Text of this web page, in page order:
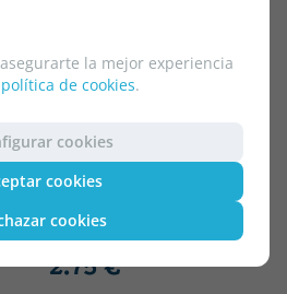
la mejor experiencia
de cookies.
cookies
cookies
cookies
PAUL MOORE
2.89 €
2.75 €